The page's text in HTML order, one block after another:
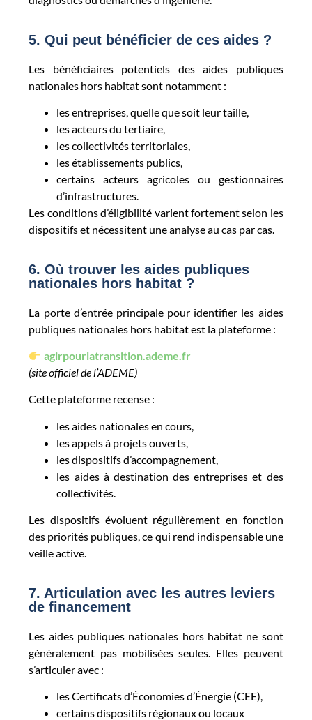
5. Qui peut bénéficier de ces aides ?
Les bénéficiaires potentiels des aides publiques
nationales hors habitat sont notamment :
les entreprises, quelle que soit leur taille,
les acteurs du tertiaire,
les collectivités territoriales,
les établissements publics,
certains acteurs agricoles ou gestionnaires
d’infrastructures.
Les conditions d’éligibilité varient fortement selon les
dispositifs et nécessitent une analyse au cas par cas.
6. Où trouver les aides publiques
nationales hors habitat ?
La porte d’entrée principale pour identifier les aides
publiques nationales hors habitat est la plateforme :
agirpourlatransition.ademe.fr
(site officiel de l’ADEME)
Cette plateforme recense :
les aides nationales en cours,
les appels à projets ouverts,
les dispositifs d’accompagnement,
les aides à destination des entreprises et des
collectivités.
Les dispositifs évoluent régulièrement en fonction
des priorités publiques, ce qui rend indispensable une
veille active.
7. Articulation avec les autres leviers
de financement
Les aides publiques nationales hors habitat ne sont
généralement pas mobilisées seules. Elles peuvent
s’articuler avec :
les Certificats d’Économies d’Énergie (CEE),
certains dispositifs régionaux ou locaux